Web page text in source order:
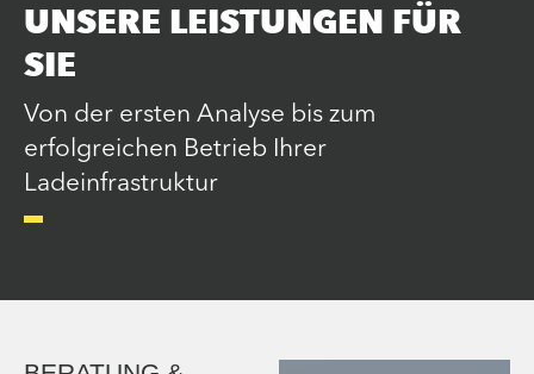
UNSERE LEISTUNGEN FÜR
SIE
Von der ersten Analyse bis zum
erfolgreichen Betrieb Ihrer
Ladeinfrastruktur